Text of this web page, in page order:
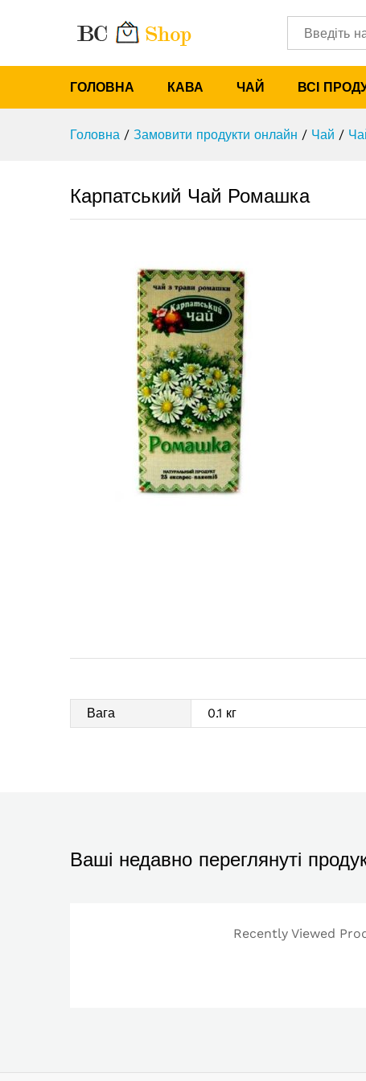
Категорії
ГОЛОВНА КАВА ЧАЙ ВСІ
Головна / Замовити продукти онлайн / Чай /
Карпатський Чай Ромашка
Вага 0.1 кг
Ваші недавно переглянуті
Recently Viewed
Характеристики